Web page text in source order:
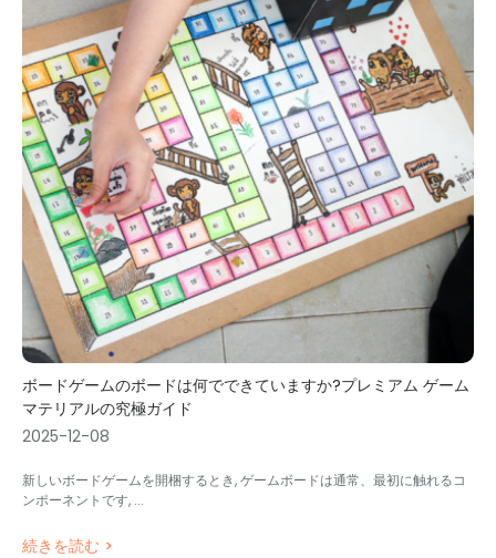
ボードゲームのボードは何でできていますか?プレミアム ゲーム
マテリアルの究極ガイド
2025-12-08
新しいボードゲームを開梱するとき, ゲームボードは通常、最初に触れるコ
ンポーネントです, ...
続きを読む >